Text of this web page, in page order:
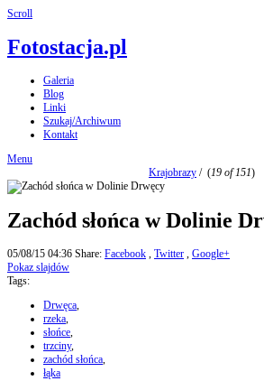
Scroll
Fotostacja.pl
Galeria
Blog
Linki
Szukaj/Archiwum
Kontakt
Menu
Krajobrazy / (19 of 151)
Zachód słońca w Dolinie
05/08/15 04:36 Share: Facebook , Twitter , Google+
Pokaz slajdów
Tags:
Drwęca,
rzeka,
słońce,
trzciny,
zachód słońca,
łąka